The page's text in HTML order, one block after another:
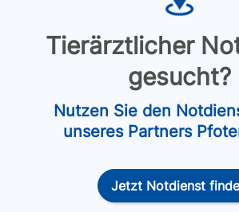
Tierärztlicher
gesucht?
Nutzen Sie den
unseres Partners
Jetzt Notdienst